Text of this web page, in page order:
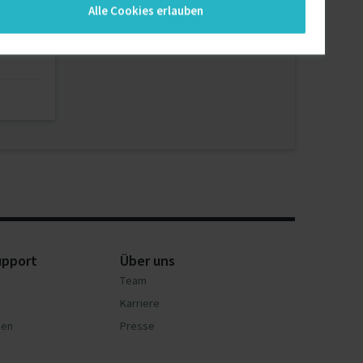
Alle Cookies erlaubenProgrammleiter SAP U…
01.10.2026
Über uns
Team
Karriere
Presse